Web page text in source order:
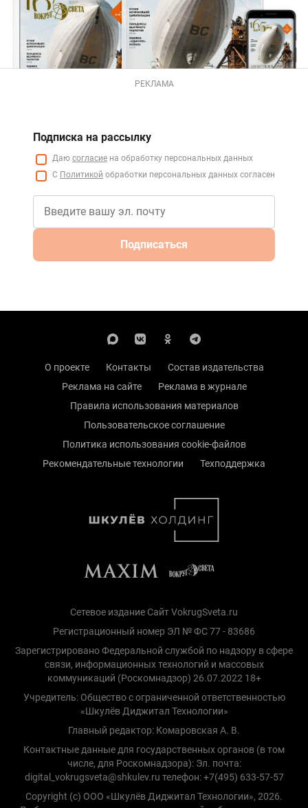
РЕКЛАМА
Подписка на рассылку
Даю согласие на обработку персональных данных
С Политикой обработки персональных данных согласен
Подписаться
О проекте Контакты
Состав издательства
Реклама на сайте
Реклама в журнале
Правила использования материалов
Пользовательское соглашение
Политика использования cookie-файлов
Рекомендательные технологии
Техподдержка
Сетевое издание Сайт VokrugSveta.ru
Регистрационный номер ЭЛ № ФС 77 - 83686
Зарегистрировано Федеральной службой по надзору в сфере
связи, информационных технологий и массовых
коммуникаций (Роскомнадзор) 26.07.2022 18+
Учредитель: Общество с ограниченной ответственностью
«Шкулёв Диджитал Технологии»
Главный редактор: Комаровская А. В.
Контактные данные для государственных органов (в том
числе, для Роскомнадзора): Эл. почта:
digital_vokrugsveta@shkulev.ru телефон: +7(495) 633-57-57
Copyright (с) ООО «Шкулёв Диджитал Технологии», 2026.